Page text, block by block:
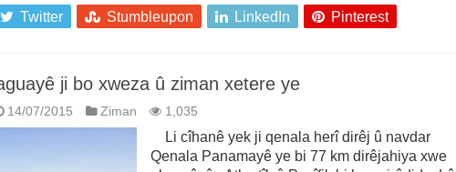
Twitter Stumbleupon LinkedIn Pinterest
ji bo xweza û ziman xetere ye
14/07/2015 Ziman 1,035
Li cîhanê yek ji qenala herî dirêj û navdar
Qenala Panamayê ye bi 77 km dirêjahiya xwe